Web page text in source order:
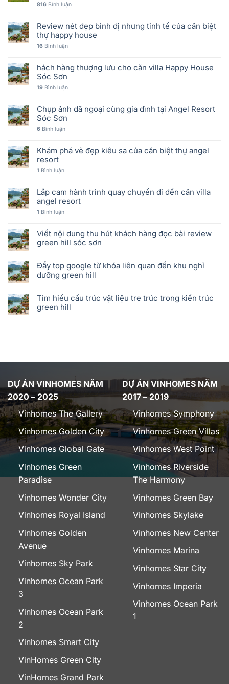
816 Bình luận
Review nét đẹp bình dị nhưng tinh tế của căn biệt
thự happy house
16 Bình luận
hách hàng thượng lưu cho căn villa Happy House
Sóc Sơn
19 Bình luận
Chụp ảnh dã ngoại cùng gia đình tại Angel Resort
Sóc Sơn
6 Bình luận
Khám phá vẻ đẹp kiêu sa của căn biệt thự angel
resort
1 Bình luận
Lắp cam hành trình quay chuyến đi đến căn villa
angel resort
1 Bình luận
Viết nội dung thu hút khách hàng đọc bài review
green hill sóc sơn
Đẩy top google từ khóa liên quan đến khu nghỉ
dưỡng green hill
Tìm hiểu cấu trúc vật liệu tre trúc trong kiến trúc
green hill
DỰ ÁN VINHOMES NĂM
2020 – 2025
Vinhomes The Gallery
Vinhomes Golden City
Vinhomes Global Gate
Vinhomes Green
Paradise
Vinhomes Wonder City
Vinhomes Royal Island
Vinhomes Golden
Avenue
Vinhomes Sky Park
Vinhomes Ocean Park
3
Vinhomes Ocean Park
2
Vinhomes Smart City
VinHomes Green City
VinHomes Grand Park
DỰ ÁN VINHOMES NĂM
2017 – 2019
Vinhomes Symphony
Vinhomes Green Villas
Vinhomes West Point
Vinhomes Riverside
The Harmony
Vinhomes Green Bay
Vinhomes Skylake
Vinhomes New Center
Vinhomes Marina
Vinhomes Star City
Vinhomes Imperia
Vinhomes Ocean Park
1